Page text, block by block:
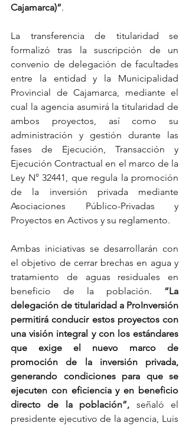
Cajamarca)”.
La transferencia de titularidad se
formalizó tras la suscripción de un
convenio de delegación de facultades
entre la entidad y la Municipalidad
Provincial de Cajamarca, mediante el
cual la agencia asumirá la titularidad de
ambos proyectos, así como su
administración y gestión durante las
fases de Ejecución, Transacción y
Ejecución Contractual en el marco de la
Ley N° 32441, que regula la promoción
de la inversión privada mediante
Asociaciones Público-Privadas y
Proyectos en Activos y su reglamento.
Ambas iniciativas se desarrollarán con
el objetivo de cerrar brechas en agua y
tratamiento de aguas residuales en
beneficio de la población. “La
delegación de titularidad a ProInversión
permitirá conducir estos proyectos con
una visión integral y con los estándares
que exige el nuevo marco de
promoción de la inversión privada,
generando condiciones para que se
ejecuten con eficiencia y en beneficio
directo de la población”, señaló el
presidente ejecutivo de la agencia, Luis